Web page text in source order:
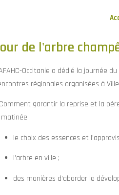
de l'arbre
Occitanie a dédié la journée
régionales organisées à
garantir la reprise et la
:
le choix des essences et
l’arbre en ville ;
des manières d’aborder le